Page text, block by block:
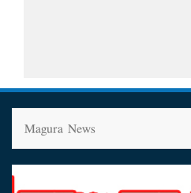
Magura News